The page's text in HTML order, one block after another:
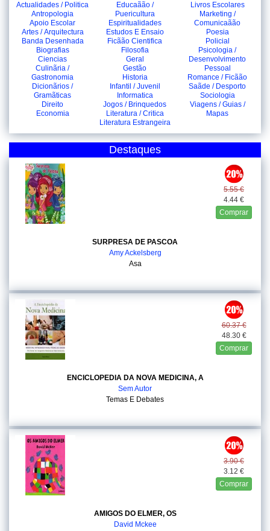
Actualidades / Politica
Antropologia
Apoio Escolar
Artes / Arquitectura
Banda Desenhada
Biografias
Ciencias
Culinãria /
Gastronomia
Dicionãrios /
Gramãticas
Direito
Economia
Educaãão /
Puericultura
Espiritualidades
Estudos E Ensaio
Ficãão Cientifica
Filosofia
Geral
Gestão
Historia
Infantil / Juvenil
Informatica
Jogos / Brinquedos
Literatura / Critica
Literatura Estrangeira
Livros Escolares
Marketing /
Comunicaãão
Poesia
Policial
Psicologia /
Desenvolvimento
Pessoal
Romance / Ficãão
Saãde / Desporto
Sociologia
Viagens / Guias /
Mapas
Destaques
5.55 €
4.44 €
Comprar
SURPRESA DE PASCOA
Amy Ackelsberg
Asa
60.37 €
48.30 €
Comprar
ENCICLOPEDIA DA NOVA MEDICINA, A
Sem Autor
Temas E Debates
3.90 €
3.12 €
Comprar
AMIGOS DO ELMER, OS
David Mckee